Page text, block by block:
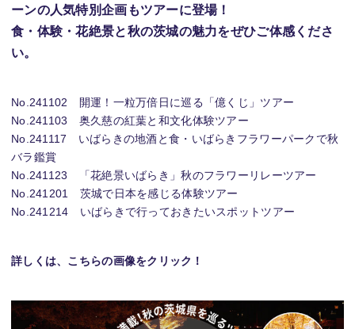
ーンの人気特別企画もツアーに登場！
食・体験・花絶景と秋の茨城の魅力をぜひご体感くださ
い。
No.241102 開運！一粒万倍日に巡る「億くじ」ツアー
No.241103 奥久慈の紅葉と和文化体験ツアー
No.241117 いばらきの地酒と食・いばらきフラワーパークで秋
バラ鑑賞
No.241123 「花絶景いばらき」秋のフラワーリレーツアー
No.241201 茨城で日本を感じる体験ツアー
No.241214 いばらきで行っておきたいスポットツアー
詳しくは、こちらの画像をクリック！